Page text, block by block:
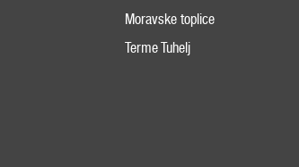
Moravske toplice
Terme Tuhelj